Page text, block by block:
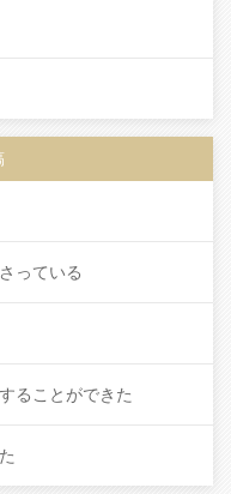
っている
ることができた